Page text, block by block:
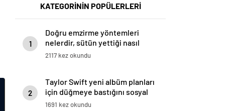
KATEGORİNİN POPÜLERLERİ
1
Doğru emzirme yöntemleri
nelerdir, sütün yettiği nasıl
anlaşılır?
2117 kez okundu
2
Taylor Swift yeni albüm planları
için düğmeye bastığını sosyal
medyadan duyurdu!
1691 kez okundu